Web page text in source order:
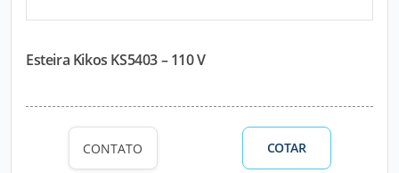
Esteira Kikos KS5403 – 110 V
CONTATO COTAR